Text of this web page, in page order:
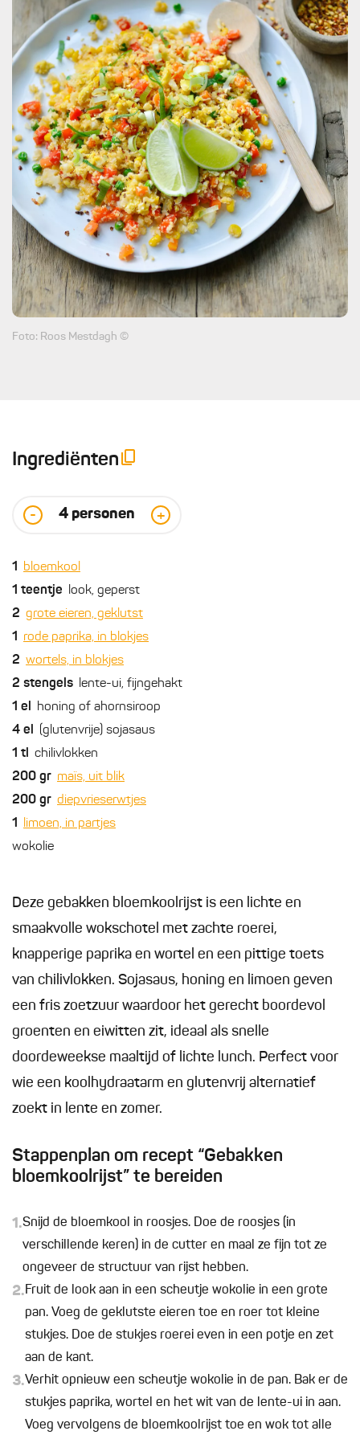
Foto: Roos Mestdagh ©
Ingrediënten
- 4 personen +
1 bloemkool
1 teentje look, geperst
2 grote eieren, geklutst
1 rode paprika, in blokjes
2 wortels, in blokjes
2 stengels lente-ui, fijngehakt
1 el honing of ahornsiroop
4 el (glutenvrije) sojasaus
1 tl chilivlokken
200 gr maïs, uit blik
200 gr diepvrieserwtjes
1 limoen, in partjes
wokolie
Deze gebakken bloemkoolrijst is een lichte en
smaakvolle wokschotel met zachte roerei,
knapperige paprika en wortel en een pittige toets
van chilivlokken. Sojasaus, honing en limoen geven
een fris zoetzuur waardoor het gerecht boordevol
groenten en eiwitten zit, ideaal als snelle
doordeweekse maaltijd of lichte lunch. Perfect voor
wie een koolhydraatarm en glutenvrij alternatief
zoekt in lente en zomer.
Stappenplan om recept “Gebakken
bloemkoolrijst” te bereiden
1.Snijd de bloemkool in roosjes. Doe de roosjes (in
verschillende keren) in de cutter en maal ze fijn tot ze
ongeveer de structuur van rijst hebben.
2.Fruit de look aan in een scheutje wokolie in een grote
pan. Voeg de geklutste eieren toe en roer tot kleine
stukjes. Doe de stukjes roerei even in een potje en zet
aan de kant.
3.Verhit opnieuw een scheutje wokolie in de pan. Bak er de
stukjes paprika, wortel en het wit van de lente-ui in aan.
Voeg vervolgens de bloemkoolrijst toe en wok tot alle